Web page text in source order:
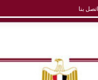
اتصل بنا